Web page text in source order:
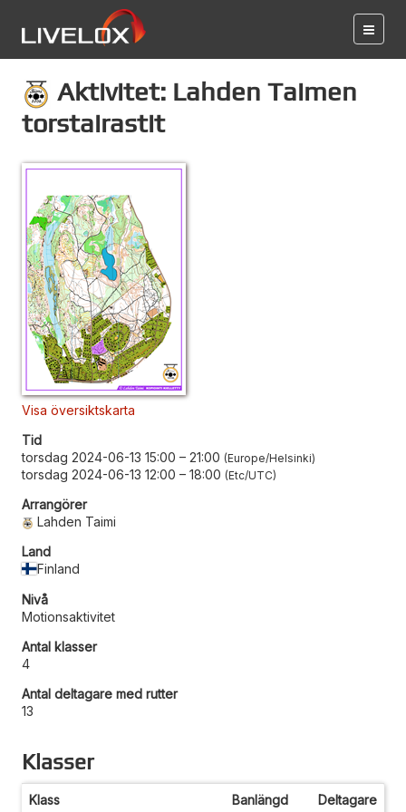
Aktivitet: Lahden Taimen
torstairastit
Visa översiktskarta
Tid
torsdag 2024-06-13 15:00 – 21:00 Europe/Helsinki
torsdag 2024-06-13 12:00 – 18:00 Etc/UTC
Arrangörer
Lahden Taimi
Land
Finland
Nivå
Motionsaktivitet
Antal klasser
4
Antal deltagare med rutter
13
Klasser
Klass Banlängd Deltagare